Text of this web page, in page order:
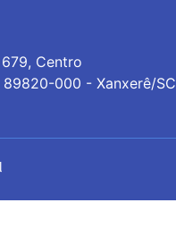
Centro
000 - Xanxerê/SC